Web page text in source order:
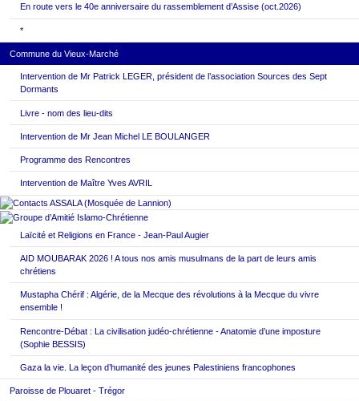
En route vers le 40e anniversaire du rassemblement d’Assise (oct.2026)
*
Commune du Vieux-Marché
Intervention de Mr Patrick LEGER, président de l’association Sources des Sept
Dormants
Livre - nom des lieu-dits
Intervention de Mr Jean Michel LE BOULANGER
Programme des Rencontres
Intervention de Maître Yves AVRIL
Laïcité et Religions en France - Jean-Paul Augier
AID MOUBARAK 2026 ! A tous nos amis musulmans de la part de leurs amis
chrétiens
Mustapha Chérif : Algérie, de la Mecque des révolutions à la Mecque du vivre
ensemble !
Rencontre-Débat : La civilisation judéo-chrétienne - Anatomie d’une imposture
(Sophie BESSIS)
Gaza la vie. La leçon d’humanité des jeunes Palestiniens francophones
Paroisse de Plouaret - Trégor